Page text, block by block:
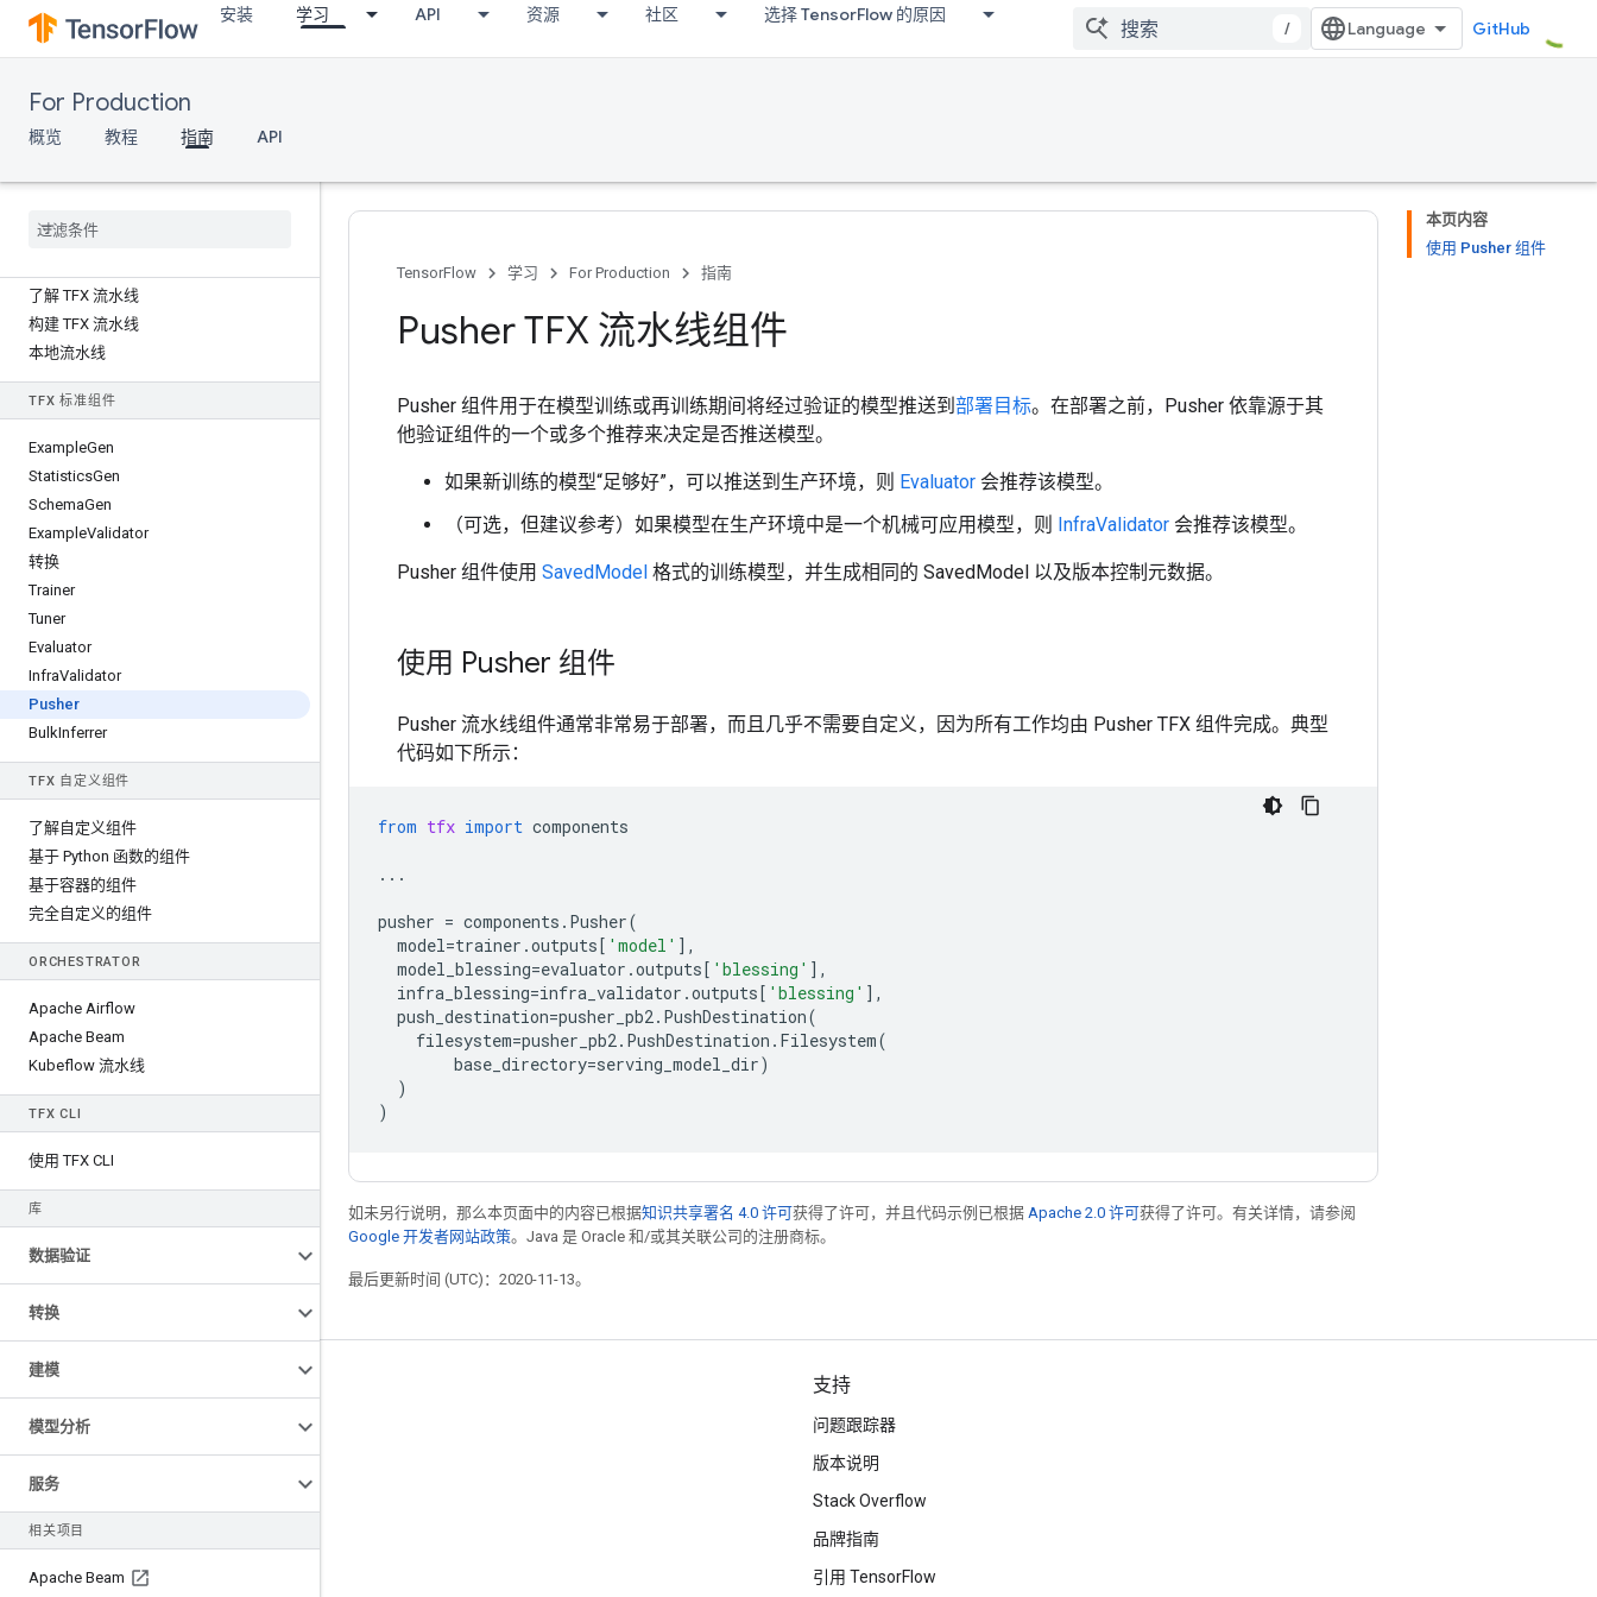
安装 学习 API 资源 社区 选择 TensorFlow 的原因
/ GitHub
For Production
概览 教程 指南 API
指南
TFX 云端解决方案
将 Keras 与 TFX 搭配使用
移动设备和 IoT 设备：TFX for Tensor
了解 TFX 流水线
构建 TFX 流水线
本地流水线
TFX 标准组件
ExampleGen
StatisticsGen
SchemaGen
ExampleValidator
转换
Trainer
Tuner
Evaluator
InfraValidator
Pusher
BulkInferrer
TFX 自定义组件
了解自定义组件
基于 Python 函数的组件
基于容器的组件
完全自定义的组件
ORCHESTRATOR
Apache Airflow
Apache Beam
Kubeflow 流水线
TFX CLI
使用 TFX CLI
库
数据验证
转换
建模
模型分析
服务
相关项目
Apache Beam
本页内容
使用 Pusher 组件
TensorFlow
学习 For Production 指南
Pusher TFX 流水线组件
Pusher 组件用于在模型训练或再训练期间将经过验证的模型推送到 部署目标。在部署之前，Pusher 依靠源于其
他验证组件的一个或多个推荐来决定是否推送模型。
如果新训练的模型“足够好”，可以推送到生产环境，则 Evaluator 会推荐该模型。
（可选，但建议参考）如果模型在生产环境中是一个机械可应用模型，则 InfraValidator 会推荐该模型。
Pusher 组件使用 SavedModel 格式的训练模型，并生成相同的 SavedModel 以及版本控制元数据。
使用 Pusher 组件
Pusher 流水线组件通常非常易于部署，而且几乎不需要自定义，因为所有工作均由 Pusher TFX 组件完成。典型
代码如下所示：
from tfx import components
...
pusher = components . Pusher(
model=trainer .outputs[ 'model' ],
model_blessing=evaluator .outputs[ 'blessing' ],
infra_blessing=infra_validator .outputs[ 'blessing' ],
push_destination=pusher_pb2. PushDestination(
filesystem=pusher_pb2. PushDestination . Filesystem(
base_directory=serving_model_dir)
)
)
如未另行说明，那么本页面中的内容已根据知识共享署名 4.0 许可获得了许可，并且代码示例已根据 Apache 2.0 许可获得了许可。有关详情，请参阅
Google 开发者网站政策。Java 是 Oracle 和/或其关联公司的注册商标。
最后更新时间 (UTC)：2020-11-13。
博客
哔哩哔哩
支持
问题跟踪器
版本说明
Stack Overflow
品牌指南
引用 TensorFlow